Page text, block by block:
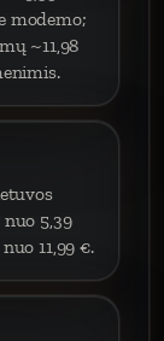
modemo;
~11,98
5,39
11,99 €.